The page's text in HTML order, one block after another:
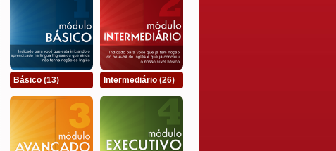
Básico (13) Intermediário (26)